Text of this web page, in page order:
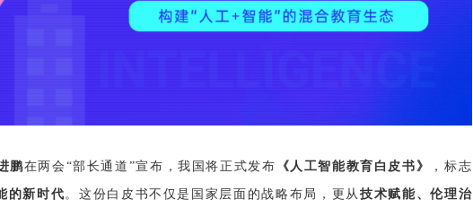
鹏在两会“部长通道”宣布，我国将正式发布 《人工智能教育白皮书》 ，标志
的新时代。这份白皮书不仅是国家层面的战略布局，更从 技术赋能、伦理治